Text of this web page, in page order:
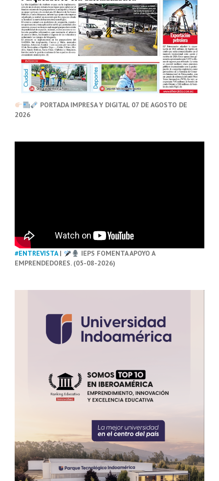
PORTADA IMPRESA Y DIGITAL 07 DE AGOSTO DE
2026
#ENTREVISTA|
IEPS FOMENTA APOYO A
EMPRENDEDORES. (05-08-2026)